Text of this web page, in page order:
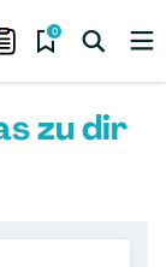
0
zu dir